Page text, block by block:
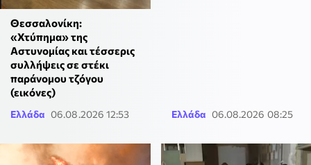
Θεσσαλονίκη:
«Χτύπημα» της
Αστυνομίας και τέσσερις
συλλήψεις σε στέκι
παράνομου τζόγου
(εικόνες)
Ελλάδα 06.08.2026 12:53 Ελλάδα 06.08.2026 08:25